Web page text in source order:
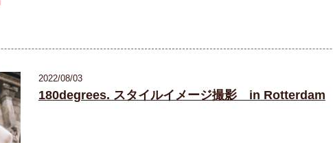
2022/08/03
180degrees. スタイルイメージ撮影 in Rotterdam